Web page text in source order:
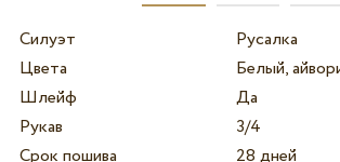
Силуэт
Русалка
Цвета
Белый,
Шлейф
Да
Рукав
3/4
Срок пошива
28 дней